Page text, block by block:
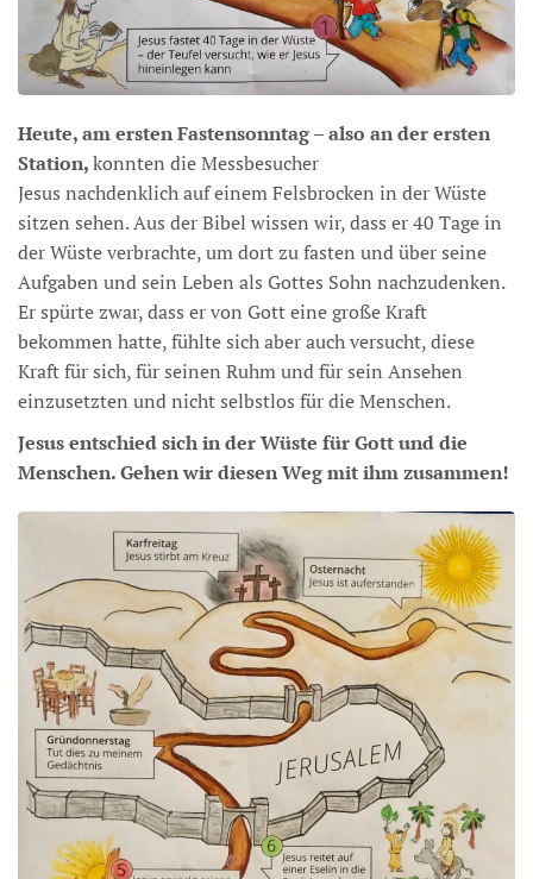
Heute, am ersten Fastensonntag – also an der ersten
Station,konnten die Messbesucher
Jesus nachdenklich auf einem Felsbrocken in der Wüste
sitzen sehen. Aus der Bibel wissen wir, dass er 40 Tage in
der Wüste verbrachte, um dort zu fasten und über seine
Aufgaben und sein Leben als Gottes Sohn nachzudenken.
Er spürte zwar, dass er von Gott eine große Kraft
bekommen hatte, fühlte sich aber auch versucht, diese
Kraft für sich, für seinen Ruhm und für sein Ansehen
einzusetzten und nicht selbstlos für die Menschen.
Jesus entschied sich in der Wüste für Gott und die
Menschen. Gehen wir diesen Weg mit ihm zusammen!